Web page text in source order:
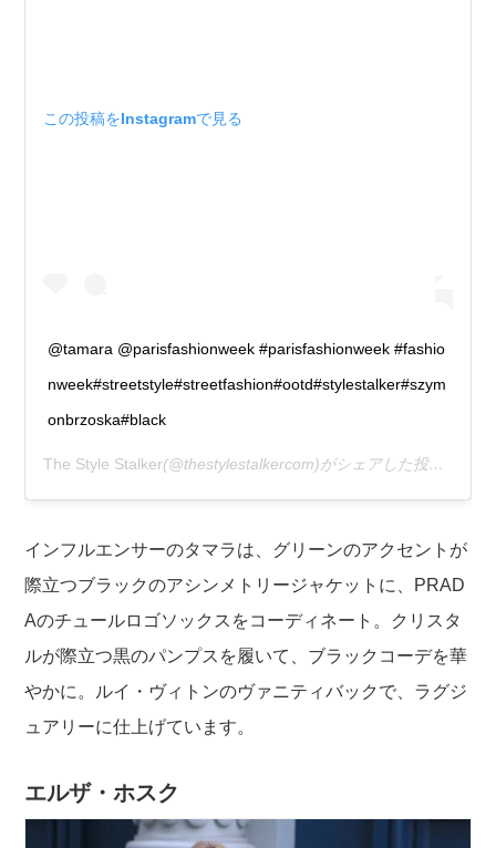
この投稿をInstagramで見る
@tamara @parisfashionweek #parisfashionweek #fashio
nweek#streetstyle#streetfashion#ootd#stylestalker#szym
onbrzoska#black
The Style Stalker(@thestylestalkercom)がシェアした投稿 –
インフルエンサーのタマラは、グリーンのアクセントが
際立つブラックのアシンメトリージャケットに、PRAD
Aのチュールロゴソックスをコーディネート。クリスタ
ルが際立つ黒のパンプスを履いて、ブラックコーデを華
やかに。ルイ・ヴィトンのヴァニティバックで、ラグジ
ュアリーに仕上げています。
エルザ・ホスク